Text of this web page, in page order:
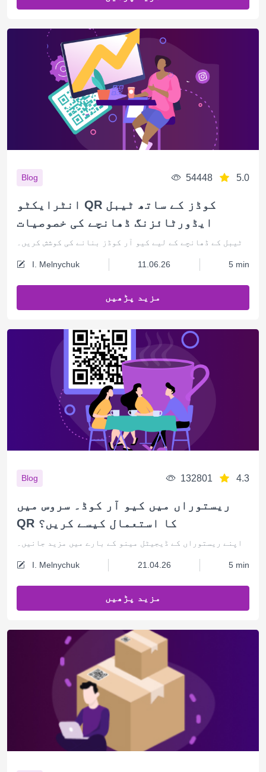
Blog 54448 5.0
انٹرایکٹو QR کوڈز کے ساتھ ٹیبل
ایڈورٹائزنگ ڈھانچے کی خصوصیات
ٹیبل کے ڈھانچے کے لیے کیو آر کوڈز بنانے کی کوشش کریں۔
I. Melnychuk 11.06.26 5 min
مزید پڑھیں
Blog 132801 4.3
ریستوراں میں کیو آر کوڈ۔ سروس میں
QR کا استعمال کیسے کریں؟
اپنے ریستوراں کے ڈیجیٹل مینو کے بارے میں مزید جانیں۔
I. Melnychuk 21.04.26 5 min
مزید پڑھیں